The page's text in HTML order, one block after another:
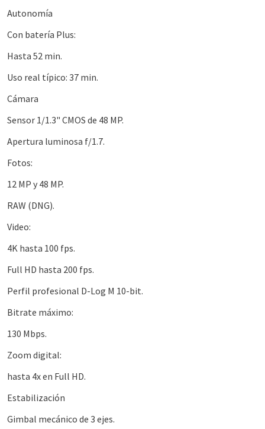
Autonomía
Con batería Plus:
Hasta 52 min.
Uso real típico: 37 min.
Cámara
Sensor 1/1.3" CMOS de 48 MP.
Apertura luminosa f/1.7.
Fotos:
12 MP y 48 MP.
RAW (DNG).
Video:
4K hasta 100 fps.
Full HD hasta 200 fps.
Perfil profesional D-Log M 10-bit.
Bitrate máximo:
130 Mbps.
Zoom digital:
hasta 4x en Full HD.
Estabilización
Gimbal mecánico de 3 ejes.